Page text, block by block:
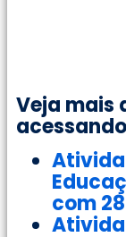
Veja mais
com